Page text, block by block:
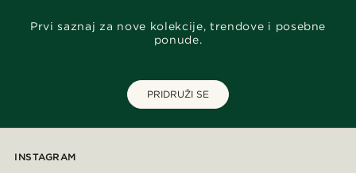
Prvi saznaj za nove kolekcije, trendove i posebne
ponude.
PRIDRUŽI SE
INSTAGRAM